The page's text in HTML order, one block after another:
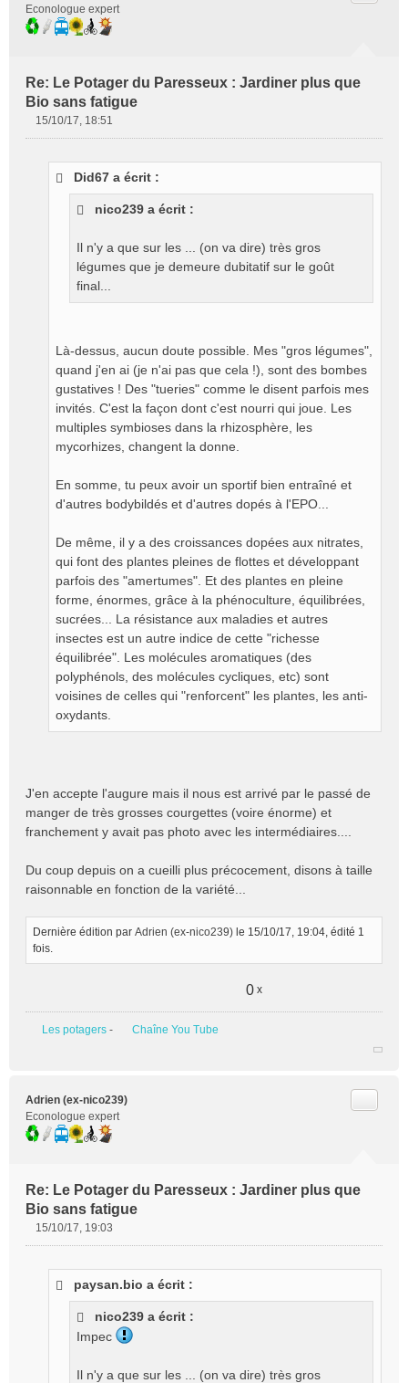
Econologue expert
Re: Le Potager du Paresseux : Jardiner plus que
Bio sans fatigue
15/10/17, 18:51
Did67 a écrit :
nico239 a écrit :
Il n'y a que sur les ... (on va dire) très gros
légumes que je demeure dubitatif sur le goût
final...
Là-dessus, aucun doute possible. Mes "gros légumes",
quand j'en ai (je n'ai pas que cela !), sont des bombes
gustatives ! Des "tueries" comme le disent parfois mes
invités. C'est la façon dont c'est nourri qui joue. Les
multiples symbioses dans la rhizosphère, les
mycorhizes, changent la donne.
En somme, tu peux avoir un sportif bien entraîné et
d'autres bodybildés et d'autres dopés à l'EPO...
De même, il y a des croissances dopées aux nitrates,
qui font des plantes pleines de flottes et développant
parfois des "amertumes". Et des plantes en pleine
forme, énormes, grâce à la phénoculture, équilibrées,
sucrées... La résistance aux maladies et autres
insectes est un autre indice de cette "richesse
équilibrée". Les molécules aromatiques (des
polyphénols, des molécules cycliques, etc) sont
voisines de celles qui "renforcent" les plantes, les anti-
oxydants.
J'en accepte l'augure mais il nous est arrivé par le passé de
manger de très grosses courgettes (voire énorme) et
franchement y avait pas photo avec les intermédiaires....
Du coup depuis on a cueilli plus précocement, disons à taille
raisonnable en fonction de la variété...
Dernière édition par Adrien (ex-nico239) le 15/10/17, 19:04, édité 1
fois.
0 x
Les potagers - Chaîne You Tube
Adrien (ex-nico239)
Econologue expert
Re: Le Potager du Paresseux : Jardiner plus que
Bio sans fatigue
15/10/17, 19:03
paysan.bio a écrit :
nico239 a écrit :
Impec
Il n'y a que sur les ... (on va dire) très gros